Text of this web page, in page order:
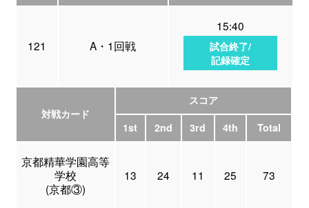
121 A・1回戦
15:40
試合終了/
記録確定
対戦カード
スコア
1st
2nd 3rd 4th Total
京都精華学園高等
学校
(京都③)
13 24 11 25 73